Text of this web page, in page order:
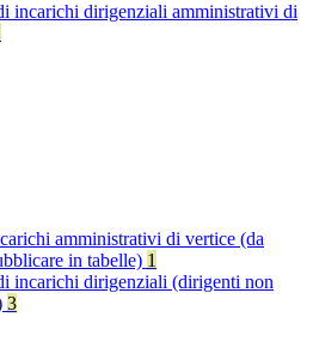
incarichi dirigenziali amministrativi di
amministrativi di vertice (da
in tabelle) 1
incarichi dirigenziali (dirigenti non
3